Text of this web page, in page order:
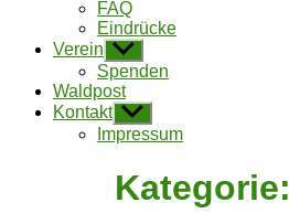
FAQ
Eindrücke
Verein Untermenü
anzeigen
Spenden
Waldpost
Kontakt Untermenü
anzeigen
Impressum
Kategorie: